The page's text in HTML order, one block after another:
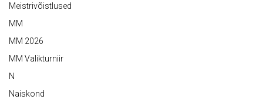
Meistrivõistlused
MM
MM 2026
MM Valikturniir
N
Naiskond